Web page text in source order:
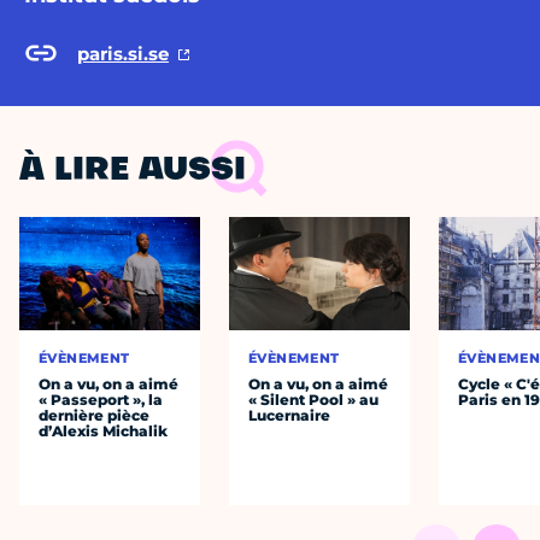
paris.si.se
À LIRE AUSSI
ÉVÈNEMENT
On a vu, on a aimé
« Passeport », la
dernière pièce
d’Alexis Michalik
ÉVÈNEMENT
On a vu, on a aimé
« Silent Pool » au
Lucernaire
Cycle «
Paris en